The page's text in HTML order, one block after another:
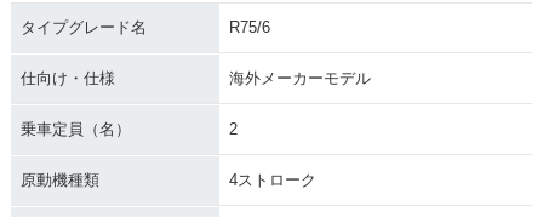
タイプグレード名 R75/6
仕向け・仕様 海外メーカーモデル
乗車定員（名） 2
原動機種類 4ストローク